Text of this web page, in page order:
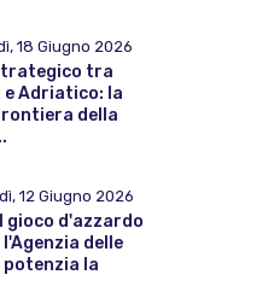
18 Giugno 2026
tra
e Adriatico: la
della
12 Giugno 2026
gioco d'azzardo
delle
potenzia la